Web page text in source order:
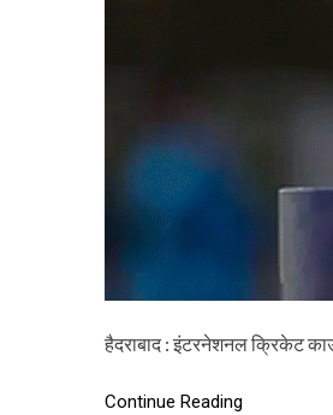
हैदराबाद : इंटरनेशनल क्रिकेट
Continue Reading